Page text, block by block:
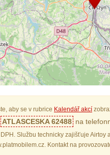
aby se v rubrice Kalendář akcí
ATLASCESKA 62488 na
Službu technicky zajišťuje
Kontakt na